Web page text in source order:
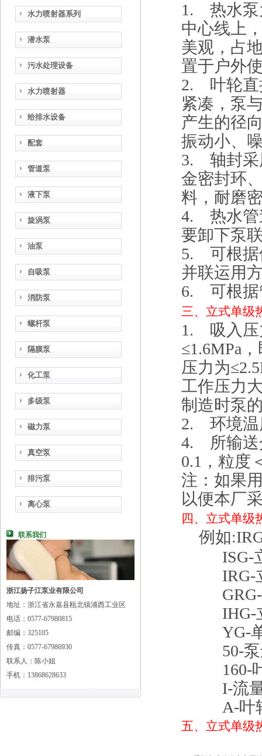
水力喷射器系列
潜水泵
污水处理设备
水力喷射器
给排水设备
配套
管道泵
液下泵
旋涡泵
油泵
自吸泵
消防泵
螺杆泵
隔膜泵
化工泵
多级泵
磁力泵
真空泵
排污泵
离心泵
联系我们
浙江扬子江泵业有限公司
地址：浙江省永嘉县瓯北镇浦西工业区
电话：0577-67980815
邮编：325105
传真：0577-67986930
联系人：陈小姐
手机：13868628633
1. 热水泵
中心线上
美观，占
置于户外
2. 叶轮直
紧凑，泵
产生的径
振动小、
3. 轴封采
金密封环
料，耐磨
4. 热水管
要卸下泵
5. 可根据
并联运用
6. 可根据
三、 立式单级
1. 吸入压
≤1.6MPa
压力为
工作压力
制造时泵
2. 环境温
4. 所输送
0.1，粒度
注：如果
以便本厂
四、 立式单级
例如
ISG-立
IRG-立
GRG-立
IHG-立
YG-单
50-泵进
160-叶
I-流量
A-叶轮
五、 立式单级